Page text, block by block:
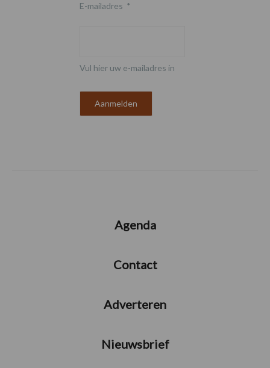
E-mailadres *
Vul hier uw e-mailadres in
Agenda
Contact
Adverteren
Nieuwsbrief